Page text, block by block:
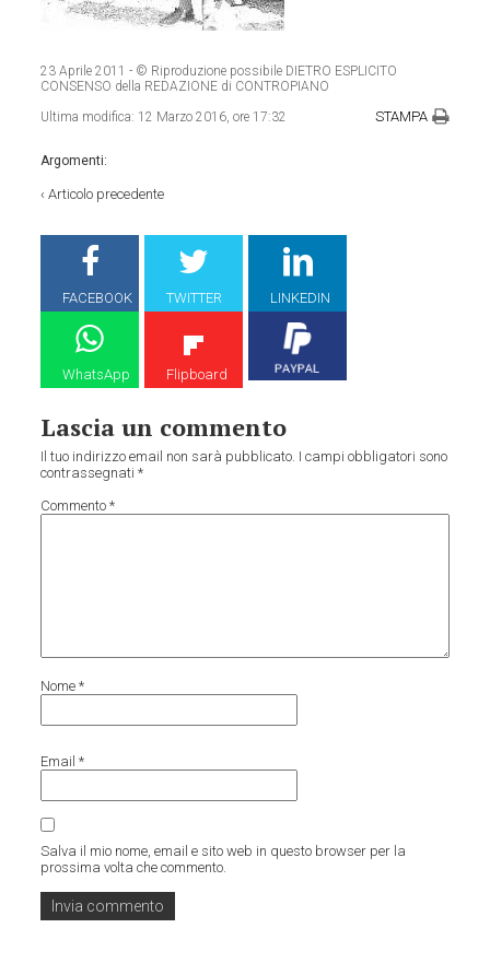
23 Aprile 2011 - © Riproduzione possibile DIETRO ESPLICITO
CONSENSO della REDAZIONE di CONTROPIANO
Ultima modifica: 12 Marzo 2016, ore 17:32 STAMPA
Argomenti:
‹Articolo precedente
FACEBOOK TWITTER LINKEDIN
WhatsApp Flipboard
Lascia un commento
Il tuo indirizzo email non sarà pubblicato. I campi obbligatori sono
contrassegnati*
Commento*
Nome*
Email*
Salva il mio nome, email e sito web in questo browser per la
prossima volta che commento.